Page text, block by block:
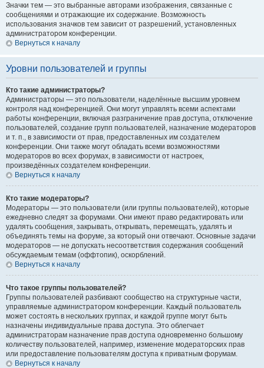
Значки тем — это выбранные авторами изображения, связанные с
сообщениями и отражающие их содержание. Возможность
использования значков тем зависит от разрешений, установленных
администратором конференции.
Вернуться к началу
Уровни пользователей и группы
Кто такие администраторы?
Администраторы — это пользователи, наделённые высшим уровнем
контроля над конференцией. Они могут управлять всеми аспектами
работы конференции, включая разграничение прав доступа, отключение
пользователей, создание групп пользователей, назначение модераторов
и т. п., в зависимости от прав, предоставленных им создателем
конференции. Они также могут обладать всеми возможностями
модераторов во всех форумах, в зависимости от настроек,
произведённых создателем конференции.
Вернуться к началу
Кто такие модераторы?
Модераторы — это пользователи (или группы пользователей), которые
ежедневно следят за форумами. Они имеют право редактировать или
удалять сообщения, закрывать, открывать, перемещать, удалять и
объединять темы на форуме, за который они отвечают. Основные задачи
модераторов — не допускать несоответствия содержания сообщений
обсуждаемым темам (оффтопик), оскорблений.
Вернуться к началу
Что такое группы пользователей?
Группы пользователей разбивают сообщество на структурные части,
управляемые администратором конференции. Каждый пользователь
может состоять в нескольких группах, и каждой группе могут быть
назначены индивидуальные права доступа. Это облегчает
администраторам назначение прав доступа одновременно большому
количеству пользователей, например, изменение модераторских прав
или предоставление пользователям доступа к приватным форумам.
Вернуться к началу